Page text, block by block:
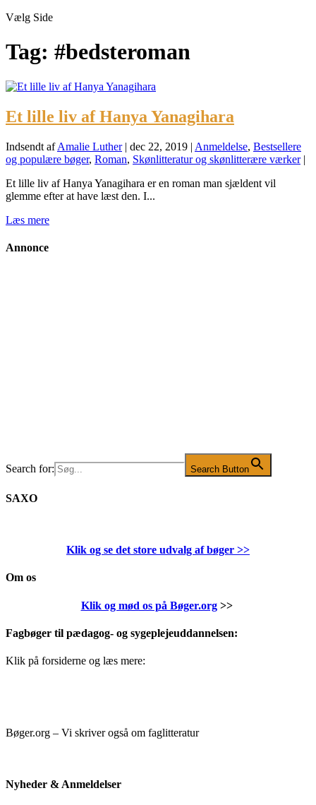
Vælg Side
Tag: #bedsteroman
Et lille liv af Hanya Yanagihara
Indsendt afAmalie Luther| dec 22, 2019 | Anmeldelse, Bestsellere
og populære bøger, Roman, Skønlitteratur og skønlitterære værker|
Et lille liv af Hanya Yanagihara er en roman man sjældent vil
glemme efter at have læst den. I...
Læs mere
Annonce
Search for: Search Button
SAXO
Klik og se det store udvalg af bøger >>
Om os
Klik og mød os på Bøger.org>>
Fagbøger til pædagog- og sygeplejeuddannelsen:
Klik på forsiderne og læs mere:
Bøger.org – Vi skriver også om faglitteratur
Nyheder & Anmeldelser